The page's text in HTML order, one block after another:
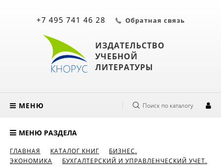
ИЗДАТЕЛЬСТВО
УЧЕБНОЙ
ЛИТЕРАТУРЫ
+7 495 741 46 28 Обратная связь
МЕНЮ Поиск по каталогу
МЕНЮ РАЗДЕЛА
ГЛАВНАЯ КАТАЛОГ КНИГ
БИЗНЕС.
ЭКОНОМИКА
БУХГАЛТЕРСКИЙ И УПРАВЛЕНЧЕСКИЙ УЧЕТ.